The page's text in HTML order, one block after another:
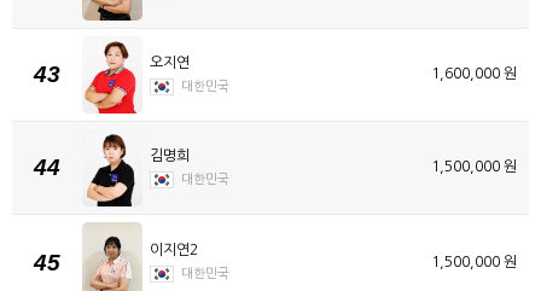
43 오지연
대한민국
1,600,000 원
44 김명희
대한민국
1,500,000 원
45 이지연2
대한민국
1,500,000 원